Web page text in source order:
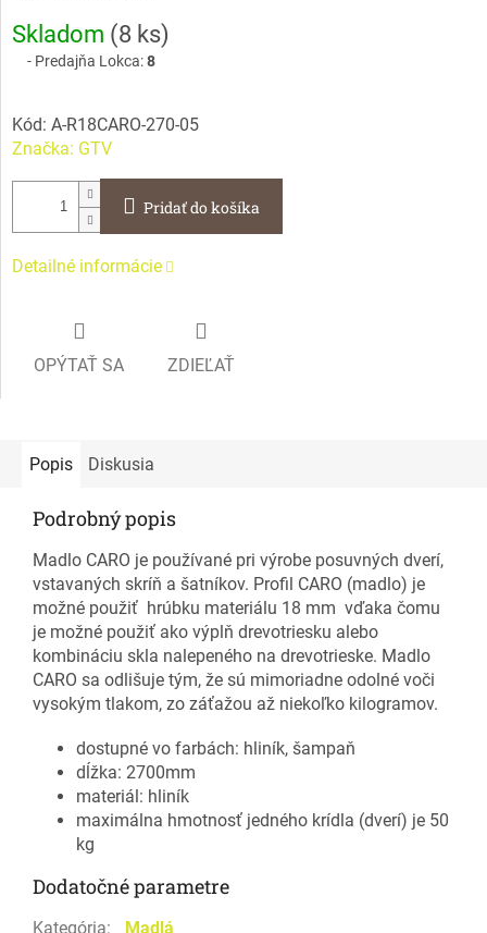
Jednotková
cena:
Skladom (8 ks)
Predajňa Lokca:8
Kód: A-R18CARO-270-05
Značka: GTV
Pridať do košíka
Detailné informácie
OPÝTAŤ SA ZDIEĽAŤ
Popis Diskusia
Podrobný popis
Madlo CARO je používané pri výrobe posuvných dverí,
vstavaných skríň a šatníkov. Profil CARO (madlo) je
možné použiť hrúbku materiálu 18 mm vďaka čomu
je možné použiť ako výplň drevotriesku alebo
kombináciu skla nalepeného na drevotrieske. Madlo
CARO sa odlišuje tým, že sú mimoriadne odolné voči
vysokým tlakom, zo záťažou až niekoľko kilogramov.
dostupné vo farbách: hliník, šampaň
dĺžka: 2700mm
materiál: hliník
maximálna hmotnosť jedného krídla (dverí) je 50
kg
Dodatočné parametre
Kategória:
Madlá